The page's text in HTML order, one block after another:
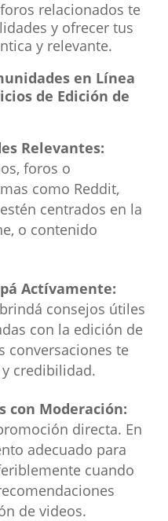
relacionados te
y ofrecer tus
y relevante.
en Línea
de Edición de
Relevantes:
foros o
como Reddit,
centrados en la
o contenido
Actívamente:
consejos útiles
con la edición de
conversaciones te
credibilidad.
con Moderación:
directa. En
adecuado para
cuando
de videos.